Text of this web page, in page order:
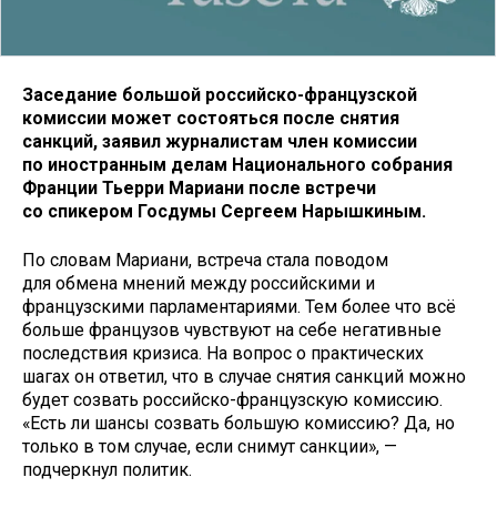
Заседание большой российско-французской
комиссии может состояться после снятия
санкций, заявил журналистам член комиссии
по иностранным делам Национального собрания
Франции Тьерри Мариани после встречи
со спикером Госдумы Сергеем Нарышкиным.
По словам Мариани, встреча стала поводом
для обмена мнений между российскими и
французскими парламентариями. Тем более что всё
больше французов чувствуют на себе негативные
последствия кризиса. На вопрос о практических
шагах он ответил, что в случае снятия санкций можно
будет созвать российско-французскую комиссию.
«Есть ли шансы созвать большую комиссию? Да, но
только в том случае, если снимут санкции», —
подчеркнул политик.